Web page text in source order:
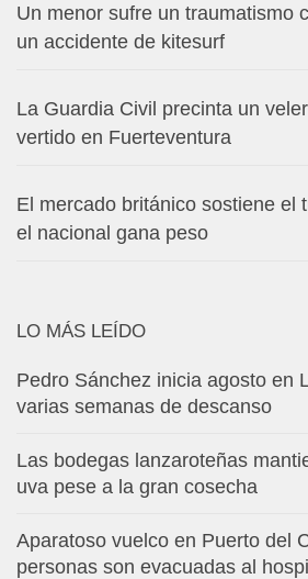
Un menor sufre un traumatismo
un accidente de kitesurf
La Guardia Civil precinta un
vertido en Fuerteventura
El mercado británico sostiene el
el nacional gana peso
LO MÁS LEÍDO
Pedro Sánchez inicia agosto en
varias semanas de descanso
Las bodegas lanzaroteñas
uva pese a la gran cosecha
Aparatoso vuelco en Puerto del
personas son evacuadas al